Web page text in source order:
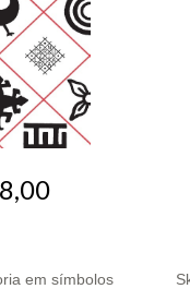
em símbolos